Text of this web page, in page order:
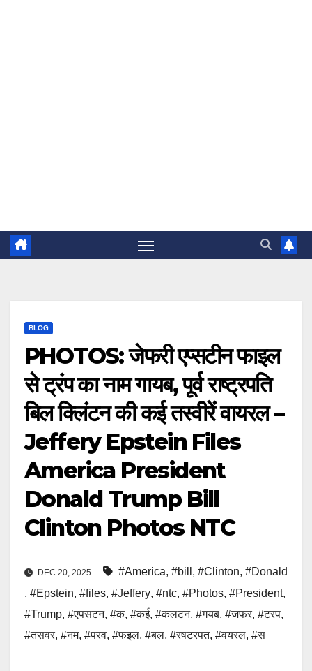
BLOG
PHOTOS: जेफरी एप्सटीन फाइल
से ट्रंप का नाम गायब, पूर्व राष्ट्रपति
बिल क्लिंटन की कई तस्वीरें वायरल –
Jeffery Epstein Files
America President
Donald Trump Bill
Clinton Photos NTC
DEC 20, 2025 #America, #bill , #Clinton, #Donald
, #Epstein, #files, #Jeffery, #ntc, #Photos, #President,
#Trump, #एपसटन, #क, #कई, #कलटन, #गयब, #जफर, #टरप,
#तसवर, #नम, #परव, #फइल, #बल, #रषटरपत, #वयरल, #स